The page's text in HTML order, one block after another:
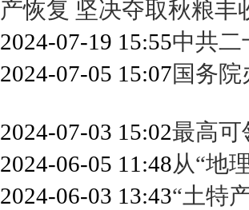
产恢复 坚决夺取秋粮丰
2024-07-19 15:55中共二
2024-07-05 15:07国务
2024-07-03 15:02最高可
2024-06-05 11:48从“地
2024-06-03 13:43“土特